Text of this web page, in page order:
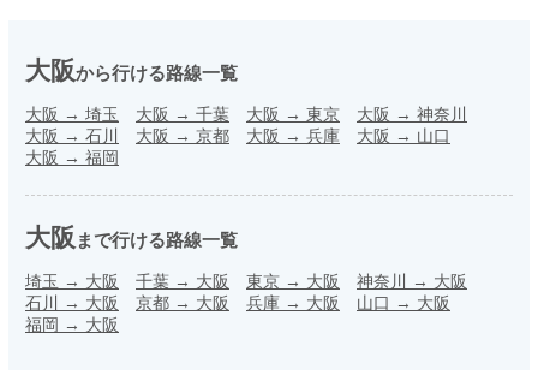
大阪から行ける路線一覧
大阪 → 埼玉 大阪 → 千葉 大阪 → 東京 大阪 → 神奈川
大阪 → 石川 大阪 → 京都 大阪 → 兵庫 大阪 → 山口
大阪 → 福岡
大阪 まで行ける路線一覧
埼玉 → 大阪 千葉 → 大阪 東京 → 大阪 神奈川 → 大阪
石川 → 大阪 京都 → 大阪 兵庫 → 大阪 山口 → 大阪
福岡 → 大阪